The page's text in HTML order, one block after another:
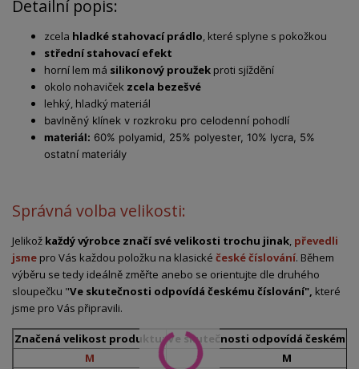
Detailní popis:
zcela hladké stahovací prádlo, které splyne s pokožkou
střední stahovací efekt
horní lem má silikonový proužek proti sjíždění
okolo nohaviček zcela bezešvé
lehký, hladký materiál
bavlněný klínek v rozkroku pro celodenní pohodlí
materiál: 60% polyamid, 25% polyester, 10% lycra, 5%
ostatní materiály
Správná volba velikosti:
Jelikož každý výrobce značí své velikosti trochu jinak, převedli
jsme pro Vás každou položku na klasické české číslování. Během
výběru se tedy ideálně změřte anebo se orientujte dle druhého
sloupečku "Ve skutečnosti odpovídá českému číslování", které
jsme pro Vás připravili.
Značená velikost produktu:Ve skutečnosti odpovídá českému
M
M